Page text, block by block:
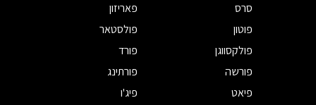
סרס
פאריזון
פוטון
פולסטאר
פולקסווגן
פורד
פורשה
פורתינג
פיאט
פיג'ו